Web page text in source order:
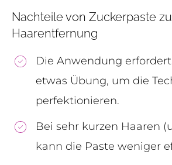
Nachteile von Zuckerpaste
Haarentfernung
Die Anwendung
etwas Übung, um die
perfektionieren.
Bei sehr kurzen Haaren
kann die Paste weniger